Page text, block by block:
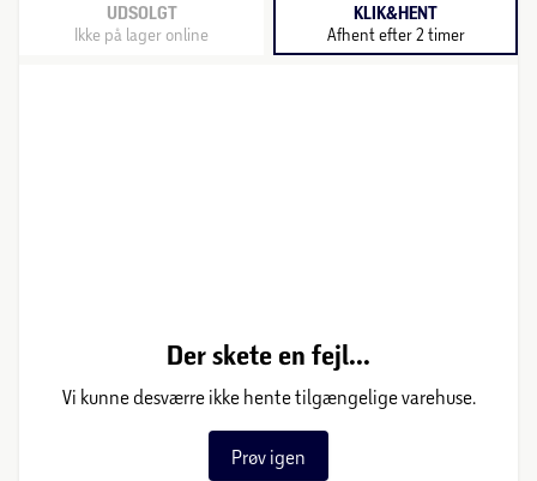
UDSOLGT
Ikke på lager online
KLIK&HENT
Afhent efter 2 timer
Der skete en fejl...
Vi kunne desværre ikke hente tilgængelige varehuse.
Prøv igen